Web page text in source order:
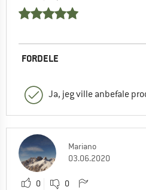
FORDELE
Ja, jeg ville anbefale
Mariano
03.06.2020
0 0